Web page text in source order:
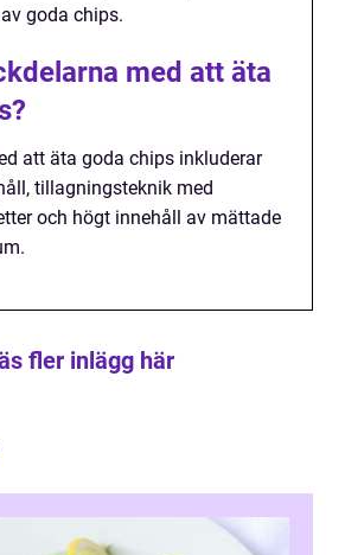
goda chips.
med att äta
att äta goda chips inkluderar
tillagningsteknik med
och högt innehåll av mättade
fler inlägg här